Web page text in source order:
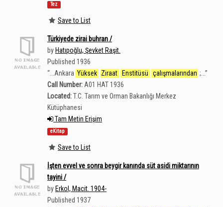
Tez
Save to List
Türkiyede zirai buhran /
by Hatıpoğlu, Şevket Raşit.
Published 1936
“ ...Ankara Yüksek Ziraat Enstitüsü çalışmalarından ;...”
Call Number: A01 HAT 1936
Located:T.C. Tarım ve Orman Bakanlığı Merkez
Kütüphanesi
Tam Metin Erişim
eKitap
Save to List
İşten evvel ve sonra beygir kanında süt asidi miktarının
tayini /
by Erkol, Macit. 1904-
Published 1937